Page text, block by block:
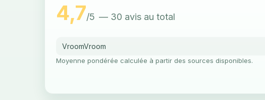
4,7/5 — 30 avis au total
VroomVroom
Moyenne pondérée calculée à partir des sources disponibles.